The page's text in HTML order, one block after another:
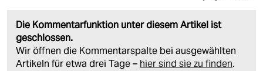
Die Kommentarfunktion unter diesem Artikel ist
geschlossen.
Wir öffnen die Kommentarspalte bei ausgewählten
Artikeln für etwa drei Tage – hier sind sie zu finden.